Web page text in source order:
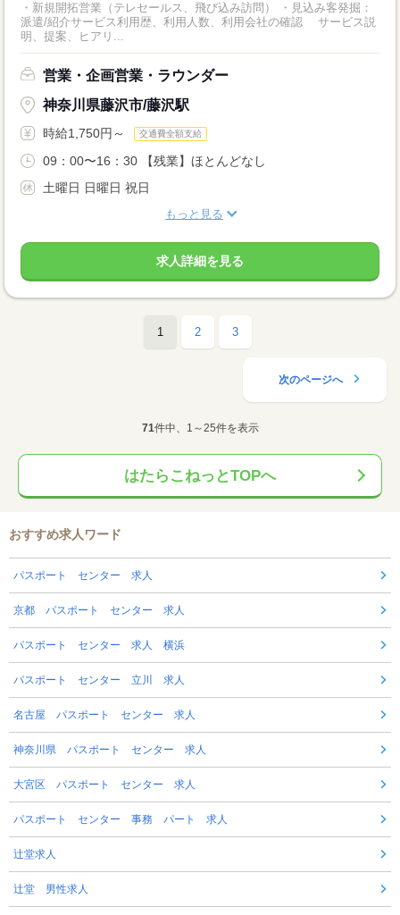
・新規開拓営業（テレセールス、飛び込み訪問） ・見込み客発掘：
派遣/紹介サービス利用歴、利用人数、利用会社の確認 サービス説
明、提案、ヒアリ...
営業・企画営業・ラウンダー
神奈川県藤沢市/藤沢駅
時給1,750円～ 交通費全額支給
09：00〜16：30 【残業】ほとんどなし
土曜日 日曜日 祝日
もっと見る
求人詳細を見る
1 2 3
次のページへ
71件中、1～25件を表示
はたらこねっとTOPへ
おすすめ求人ワード
パスポート センター 求人
京都 パスポート センター 求人
パスポート センター 求人 横浜
パスポート センター 立川 求人
名古屋 パスポート センター 求人
神奈川県 パスポート センター 求人
大宮区 パスポート センター 求人
パスポート センター 事務 パート 求人
辻堂求人
辻堂 男性求人